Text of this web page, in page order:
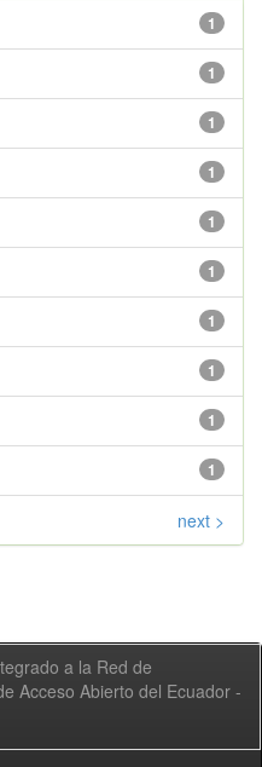
1
1
1
1
1
1
1
1
1
1
next >
a la Red de
Acceso Abierto del Ecuador -